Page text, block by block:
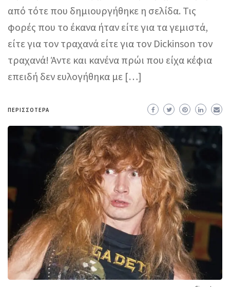
από τότε που δημιουργήθηκε η σελίδα. Τις
φορές που το έκανα ήταν είτε για τα γεμιστά,
είτε για τον τραχανά είτε για τον Dickinson τον
τραχανά! Άντε και κανένα πρώι που είχα κέφια
επειδή δεν ευλογήθηκα με […]
ΠΕΡΙΣΣΌΤΕΡΑ